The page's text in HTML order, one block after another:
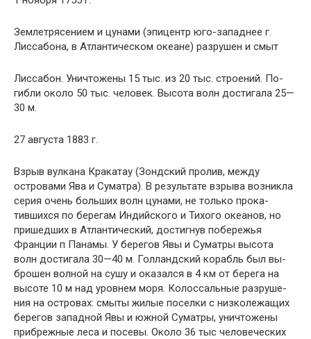
Землетрясением и цунами (эпицентр юго-западнее г.
Лиссабона, в Атлантическом океане) разрушен и смыт
Лиссабон. Уничтожены 15 тыс. из 20 тыс. строений. По­
гибли около 50 тыс. человек. Высота волн достигала 25—
30 м.
27 августа 1883 г.
Взрыв вулкана Кракатау (Зондский пролив, между
островами Ява и Суматра). В результате взрыва возник­ла
серия очень больших волн цунами, не только прока­
тившихся по берегам Индийского и Тихого океанов, но
пришедших в Атлантический, достигнув побережья
Франции п Панамы. У берегов Явы и Суматры высота
волн достигала 30—40 м. Голландский корабль был вы­
брошен волной на сушу и оказался в 4 км от берега на
высоте 10 м над уровнем моря. Колоссальные разруше­
ния на островах: смыты жилые поселки с низколежащих
берегов западной Явы и южной Суматры, уничтожены
прибрежные леса и посевы. Около 36 тыс человеческих